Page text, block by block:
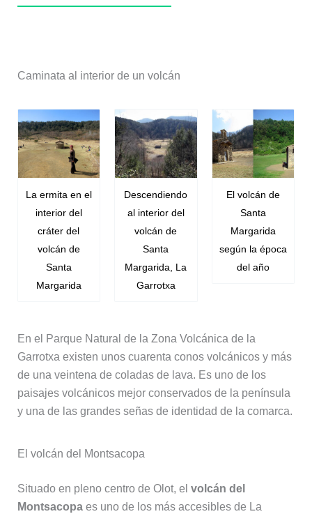
Caminata al interior de un volcán
La ermita en el
interior del
cráter del
volcán de
Santa
Margarida
Descendiendo
al interior del
volcán de
Santa
Margarida, La
Garrotxa
El volcán de
Santa
Margarida
según la época
del año
En el Parque Natural de la Zona Volcánica de la
Garrotxa existen unos cuarenta conos volcánicos y más
de una veintena de coladas de lava. Es uno de los
paisajes volcánicos mejor conservados de la península
y una de las grandes señas de identidad de la comarca.
El volcán del Montsacopa
Situado en pleno centro de Olot, el volcán del
Montsacopaes uno de los más accesibles de La